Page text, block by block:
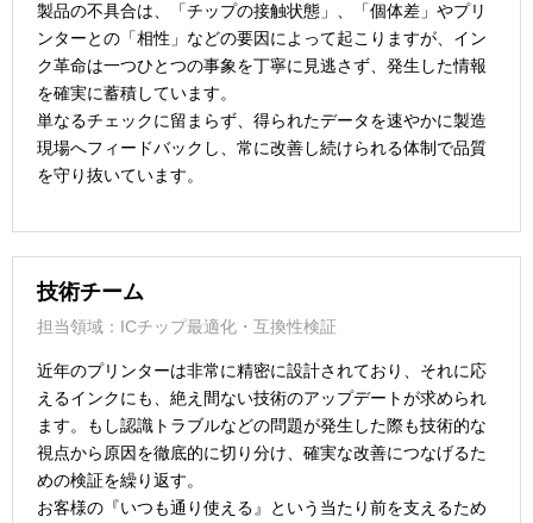
製品の不具合は、「チップの接触状態」、「個体差」やプリ
ンターとの「相性」などの要因によって起こりますが、イン
ク革命は一つひとつの事象を丁寧に見逃さず、発生した情報
を確実に蓄積しています。
単なるチェックに留まらず、得られたデータを速やかに製造
現場へフィードバックし、常に改善し続けられる体制で品質
を守り抜いています。
技術チーム
担当領域：ICチップ最適化・互換性検証
近年のプリンターは非常に精密に設計されており、それに応
えるインクにも、絶え間ない技術のアップデートが求められ
ます。もし認識トラブルなどの問題が発生した際も技術的な
視点から原因を徹底的に切り分け、確実な改善につなげるた
めの検証を繰り返す。
お客様の『いつも通り使える』という当たり前を支えるため